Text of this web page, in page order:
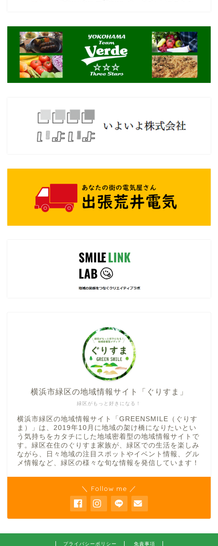
緑区がもっと好きになる！
横浜市緑区の地域情報サイト「ぐりすま」
横浜市緑区の地域情報サイト「GREENSMILE（ぐりす
ま）」は、2019年10月に地域の架け橋になりたいとい
う気持ちをカタチにした地域密着型の地域情報サイトで
す。緑区在住のぐりすま家族が、緑区での生活を楽しみ
ながら、日々地域の注目スポットやイベント情報、グル
メ情報など、緑区の様々な旬な情報を発信しています！
＼ Follow me ／
プライバシーポリシー 免責事項